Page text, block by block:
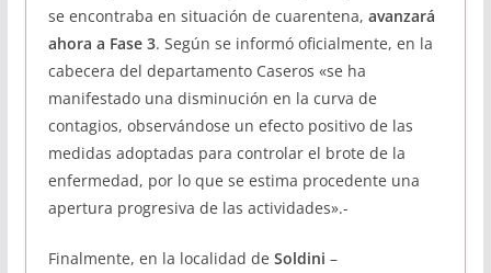
se encontraba en situación de cuarentena, avanzará
ahora a Fase 3. Según se informó oficialmente, en la
cabecera del departamento Caseros «se ha
manifestado una disminución en la curva de
contagios, observándose un efecto positivo de las
medidas adoptadas para controlar el brote de la
enfermedad, por lo que se estima procedente una
apertura progresiva de las actividades».-
Finalmente, en la localidad de Soldini –